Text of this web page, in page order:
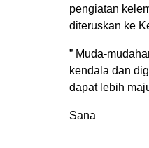
pengiatan
diteruskan ke
” Muda-
kendala dan
dapat lebih
Sana